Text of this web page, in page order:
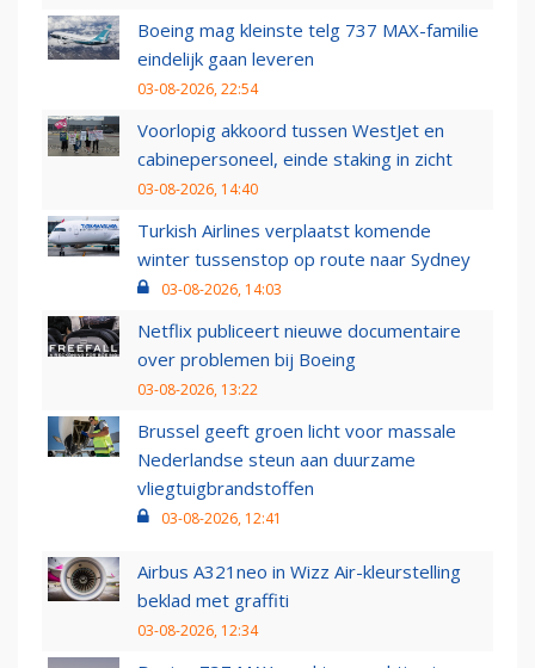
Boeing mag kleinste telg 737 MAX-familie
eindelijk gaan leveren
03-08-2026, 22:54
Voorlopig akkoord tussen WestJet en
cabinepersoneel, einde staking in zicht
03-08-2026, 14:40
Turkish Airlines verplaatst komende
winter tussenstop op route naar Sydney
03-08-2026, 14:03
Netflix publiceert nieuwe documentaire
over problemen bij Boeing
03-08-2026, 13:22
Brussel geeft groen licht voor massale
Nederlandse steun aan duurzame
vliegtuigbrandstoffen
03-08-2026, 12:41
Airbus A321neo in Wizz Air-kleurstelling
beklad met graffiti
03-08-2026, 12:34